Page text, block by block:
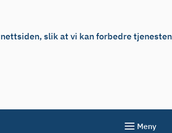
slik at vi kan forbedre
Meny